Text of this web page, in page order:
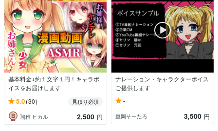
基本料金+約１文字１円！キャラボ
イスをお届けします
5.0(30)
見積り必須
翔稚 ヒカル
2,500 円
ナレーション・キャラクターボイス
ご提供します
-
重岡そーたろ 3,500 円